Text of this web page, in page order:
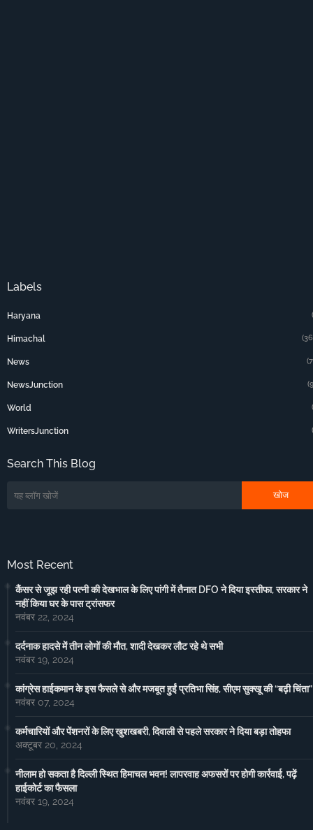
Labels
Haryana
Himachal
News
NewsJunction
World
WritersJunction
Search This Blog
Most Recent
कैंसर से जूझ रही पत्नी की देखभाल के लिए पांगी में तैनात DFO ने दिया इस्तीफा, सरकार ने
नहीं किया घर के पास ट्रांसफर
नवंबर 22, 2024
दर्दनाक हादसे में तीन लोगों की मौत, शादी देखकर लौट रहे थे सभी
नवंबर 19, 2024
कांग्रेस हाईकमान के इस फैसले से और मजबूत हुईं प्रतिभा सिंह, सीएम सुक्खू की “बढ़ी चिंता”
नवंबर 07, 2024
कर्मचारियों और पेंशनरों के लिए खुशखबरी, दिवाली से पहले सरकार ने दिया बड़ा तोहफा
अक्टूबर 20, 2024
नीलाम हो सकता है दिल्ली स्थित हिमाचल भवन! लापरवाह अफसरों पर होगी कार्रवाई, पढ़ें
हाईकोर्ट का फैसला
नवंबर 19, 2024